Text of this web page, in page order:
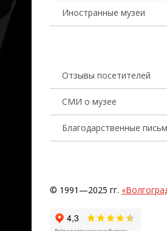
Иностранные музеи
Отзывы посетителей
СМИ о музее
Благодарственные
© 1991—2025 гг.